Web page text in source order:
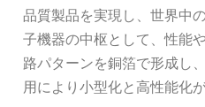
品質製品を実現し、世界中
子機器の中枢として、性能
路パターンを銅箔で形成し
用により小型化と高性能化